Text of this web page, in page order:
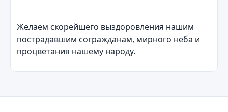
Желаем скорейшего выздоровления нашим
пострадавшим согражданам, мирного неба и
процветания нашему народу.